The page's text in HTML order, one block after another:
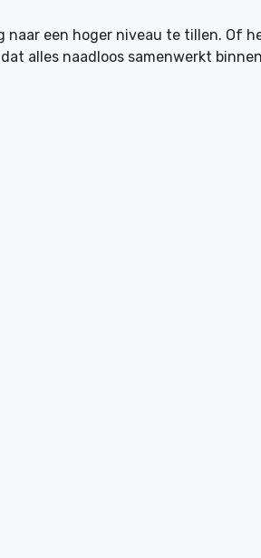
naar een hoger niveau te tillen. Of
alles naadloos samenwerkt binnen